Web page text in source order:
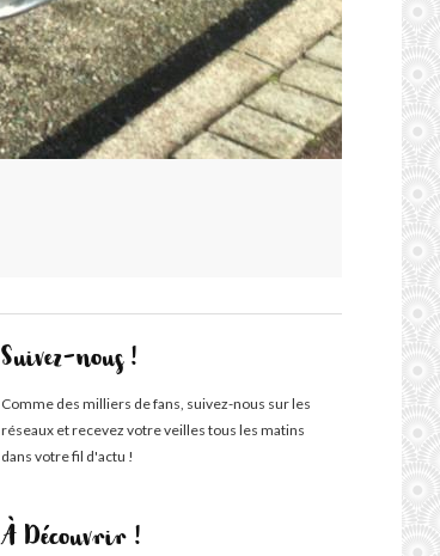
Suivez-nous !
Comme des milliers de fans, suivez-nous sur les
réseaux et recevez votre veilles tous les matins
dans votre fil d'actu !
À Découvrir !